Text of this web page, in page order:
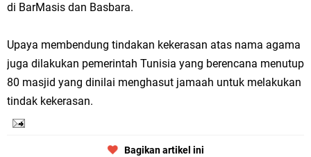
di BarMasis dan Basbara.
Upaya membendung tindakan kekerasan atas nama agama
juga dilakukan pemerintah Tunisia yang berencana menutup
80 masjid yang dinilai menghasut jamaah untuk melakukan
tindak kekerasan.
Bagikan artikel ini